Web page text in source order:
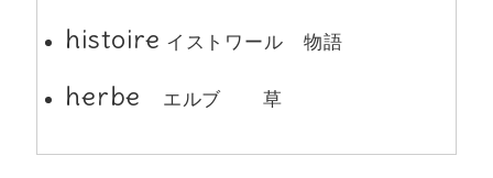
histoire イストワール 物語
herbe エルブ 草